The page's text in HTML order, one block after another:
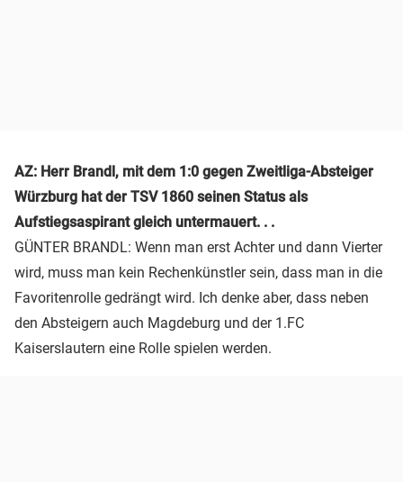
AZ: Herr Brandl, mit dem 1:0 gegen Zweitliga-Absteiger
Würzburg hat der TSV 1860 seinen Status als
Aufstiegsaspirant gleich untermauert. . .
GÜNTER BRANDL: Wenn man erst Achter und dann Vierter
wird, muss man kein Rechenkünstler sein, dass man in die
Favoritenrolle gedrängt wird. Ich denke aber, dass neben
den Absteigern auch Magdeburg und der 1.FC
Kaiserslautern eine Rolle spielen werden.